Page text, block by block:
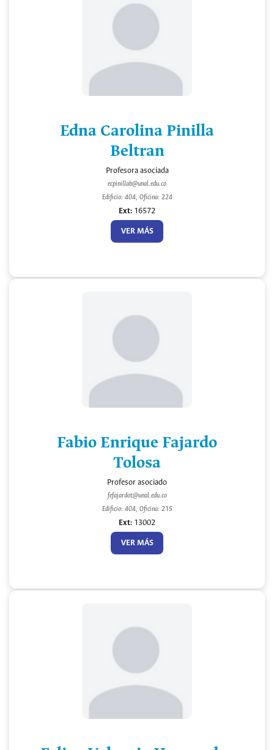
Edna Carolina Pinilla
Beltran
Profesora asociada
ecpinillab@unal.edu.co
Edificio: 404, Oficina: 224
Ext: 16572
VER MÁS
Fabio Enrique Fajardo
Tolosa
Profesor asociado
fefajardot@unal.edu.co
Edificio: 404, Oficina: 215
Ext: 13002
VER MÁS